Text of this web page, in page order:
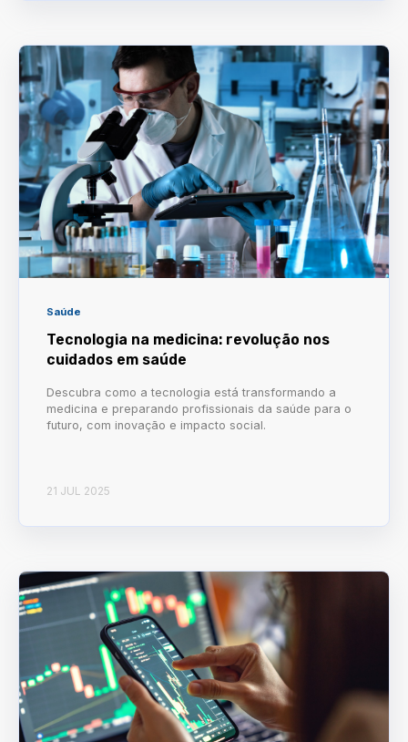
Saúde
Tecnologia na medicina: revolução nos
cuidados em saúde
Descubra como a tecnologia está transformando a
medicina e preparando profissionais da saúde para o
futuro, com inovação e impacto social.
21 JUL 2025